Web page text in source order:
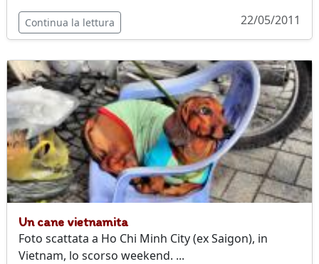
Continua la lettura 22/05/2011
Un cane vietnamita
Foto scattata a Ho Chi Minh City (ex Saigon), in
Vietnam, lo scorso weekend. ...